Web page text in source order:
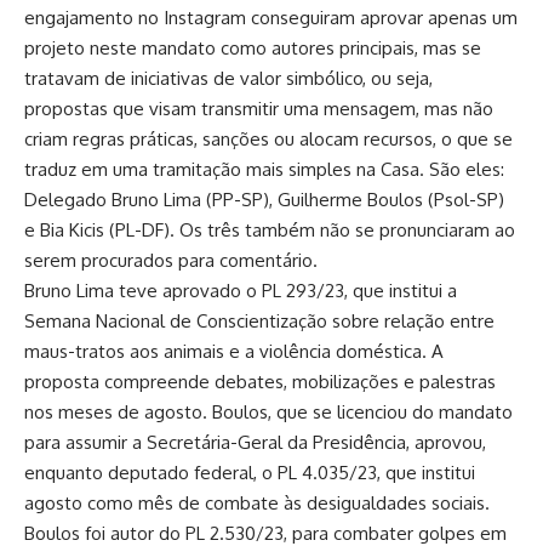
engajamento no Instagram conseguiram aprovar apenas um
projeto neste mandato como autores principais, mas se
tratavam de iniciativas de valor simbólico, ou seja,
propostas que visam transmitir uma mensagem, mas não
criam regras práticas, sanções ou alocam recursos, o que se
traduz em uma tramitação mais simples na Casa. São eles:
Delegado Bruno Lima (PP-SP), Guilherme Boulos (Psol-SP)
e Bia Kicis (PL-DF). Os três também não se pronunciaram ao
serem procurados para comentário.
Bruno Lima teve aprovado o PL 293/23, que institui a
Semana Nacional de Conscientização sobre relação entre
maus-tratos aos animais e a violência doméstica. A
proposta compreende debates, mobilizações e palestras
nos meses de agosto. Boulos, que se licenciou do mandato
para assumir a Secretária-Geral da Presidência, aprovou,
enquanto deputado federal, o PL 4.035/23, que institui
agosto como mês de combate às desigualdades sociais.
Boulos foi autor do PL 2.530/23, para combater golpes em